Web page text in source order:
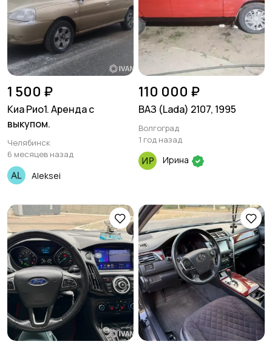
1 500 ₽
Киа Рио1. Аренда с
выкупом.
Челябинск
6 месяцев назад
Aleksei
110 000 ₽
ВАЗ (Lada) 2107, 1995
Волгоград
1 год назад
Ирина